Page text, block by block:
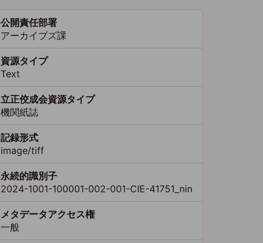
公開責任部署
アーカイブズ課
資源タイプ
Text
立正佼成会資源タイプ
機関紙誌
記録形式
image/tiff
永続的識別子
2024-1001-100001-002-001-CIE-41751_nin
メタデータアクセス権
一般